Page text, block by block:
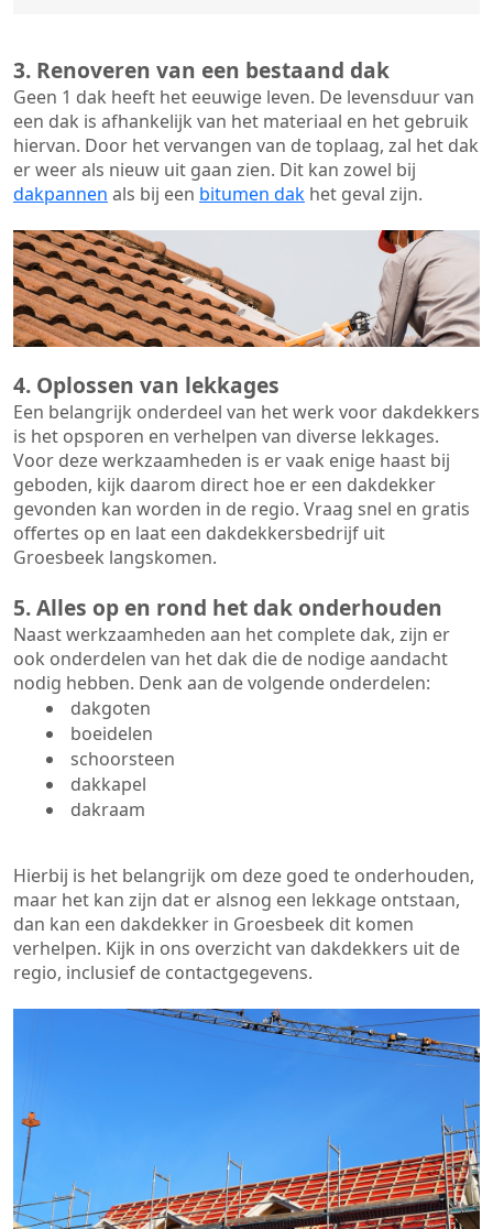
3. Renoveren van een bestaand dak
Geen 1 dak heeft het eeuwige leven. De levensduur van
een dak is afhankelijk van het materiaal en het gebruik
hiervan. Door het vervangen van de toplaag, zal het dak
er weer als nieuw uit gaan zien. Dit kan zowel bij
dakpannen als bij een bitumen dak het geval zijn.
4. Oplossen van lekkages
Een belangrijk onderdeel van het werk voor dakdekkers
is het opsporen en verhelpen van diverse lekkages.
Voor deze werkzaamheden is er vaak enige haast bij
geboden, kijk daarom direct hoe er een dakdekker
gevonden kan worden in de regio. Vraag snel en gratis
offertes op en laat een dakdekkersbedrijf uit
Groesbeek langskomen.
5. Alles op en rond het dak onderhouden
Naast werkzaamheden aan het complete dak, zijn er
ook onderdelen van het dak die de nodige aandacht
nodig hebben. Denk aan de volgende onderdelen:
dakgoten
boeidelen
schoorsteen
dakkapel
dakraam
Hierbij is het belangrijk om deze goed te onderhouden,
maar het kan zijn dat er alsnog een lekkage ontstaan,
dan kan een dakdekker in Groesbeek dit komen
verhelpen. Kijk in ons overzicht van dakdekkers uit de
regio, inclusief de contactgegevens.